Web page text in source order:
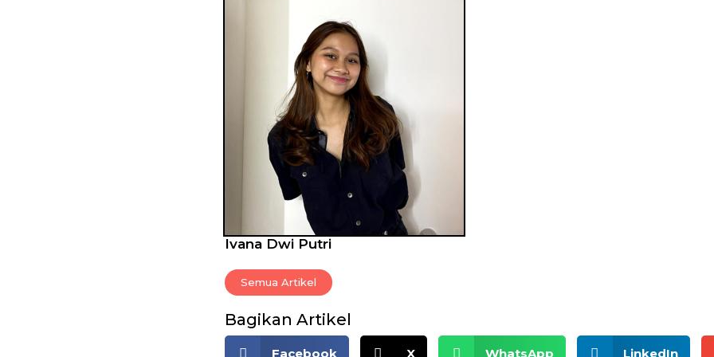
Ivana Dwi Putri
Semua Artikel
Bagikan Artikel
Facebook X WhatsApp LinkedIn